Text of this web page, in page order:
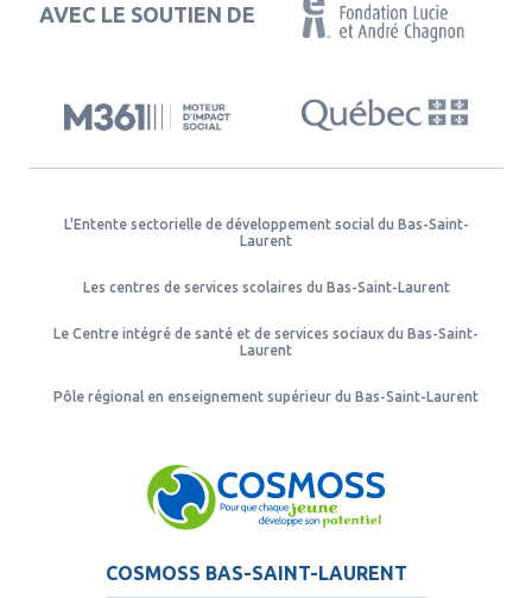
AVEC LE SOUTIEN DE
L'Entente sectorielle de développement social du Bas-Saint-
Laurent
Les centres de services scolaires du Bas-Saint-Laurent
Le Centre intégré de santé et de services sociaux du Bas-Saint-
Laurent
Pôle régional en enseignement supérieur du Bas-Saint-Laurent
COSMOSS BAS-SAINT-LAURENT